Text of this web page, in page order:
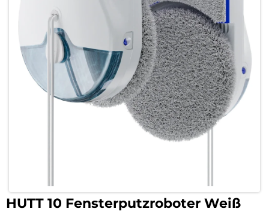
HUTT 10 Fensterputzroboter Weiß